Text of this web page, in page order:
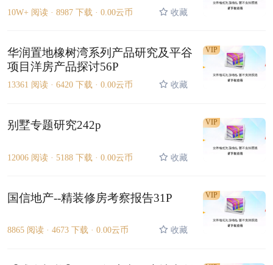
10W+ 阅读 · 8987 下载 · 0.00云币 收藏
华润置地橡树湾系列产品研究及平谷
项目洋房产品探讨56P
13361 阅读 · 6420 下载 · 0.00云币 收藏
VIP
别墅专题研究242p
12006 阅读 · 5188 下载 · 0.00云币 收藏
VIP
国信地产--精装修房考察报告31P
8865 阅读 · 4673 下载 · 0.00云币 收藏
VIP